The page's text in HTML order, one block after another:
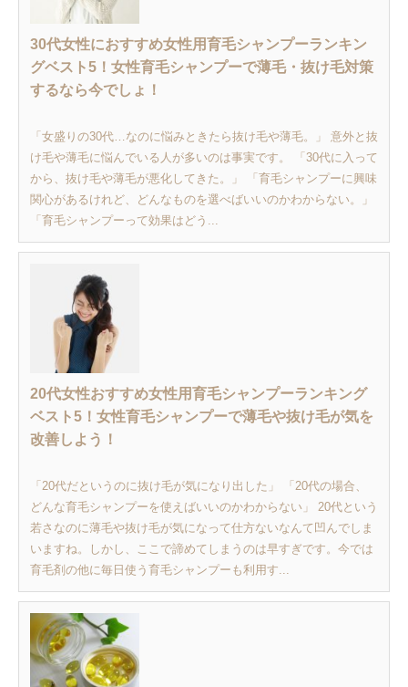
30代女性におすすめ女性用育毛シャンプーランキン
グベスト5！女性育毛シャンプーで薄毛・抜け毛対策
するなら今でしょ！
「女盛りの30代…なのに悩みときたら抜け毛や薄毛。」 意外と抜
け毛や薄毛に悩んでいる人が多いのは事実です。 「30代に入って
から、抜け毛や薄毛が悪化してきた。」 「育毛シャンプーに興味
関心があるけれど、どんなものを選べばいいのかわからない。」
「育毛シャンプーって効果はどう...
20代女性おすすめ女性用育毛シャンプーランキング
ベスト5！女性育毛シャンプーで薄毛や抜け毛が気を
改善しよう！
「20代だというのに抜け毛が気になり出した」 「20代の場合、
どんな育毛シャンプーを使えばいいのかわからない」 20代という
若さなのに薄毛や抜け毛が気になって仕方ないなんて凹んでしま
いますね。しかし、ここで諦めてしまうのは早すぎです。今では
育毛剤の他に毎日使う育毛シャンプーも利用す...